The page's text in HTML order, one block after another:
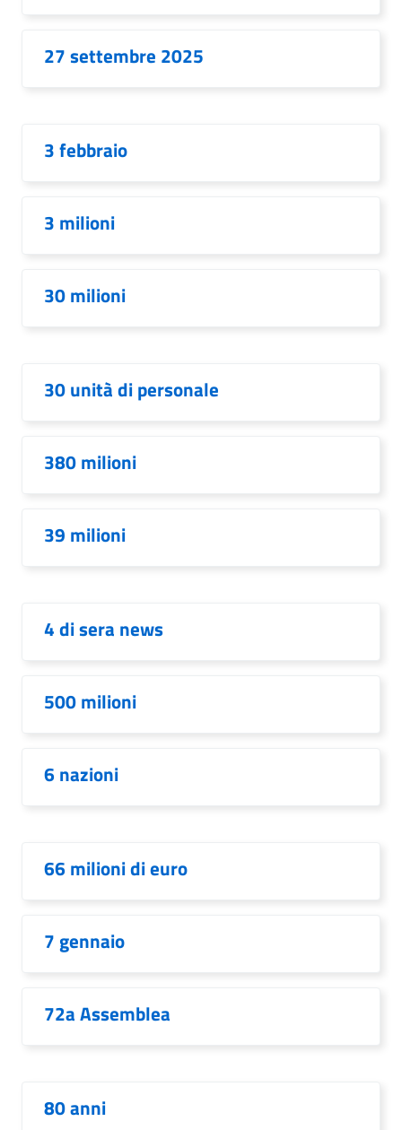
27 settembre 2025
3 febbraio
3 milioni
30 milioni
30 unità di personale
380 milioni
39 milioni
4 di sera news
500 milioni
6 nazioni
66 milioni di euro
7 gennaio
72a Assemblea
80 anni